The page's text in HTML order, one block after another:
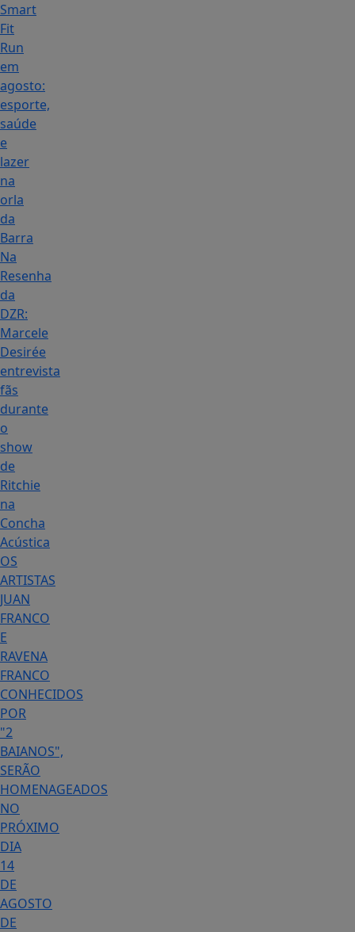
Smart
Fit
Run
em
agosto:
esporte,
saúde
e
lazer
na
orla
da
Barra
Na
Resenha
da
DZR:
Marcele
Desirée
entrevista
fãs
durante
o
show
de
Ritchie
na
Concha
Acústica
OS
ARTISTAS
JUAN
FRANCO
E
RAVENA
FRANCO
CONHECIDOS
POR
"2
BAIANOS",
SERÃO
HOMENAGEADOS
NO
PRÓXIMO
DIA
14
DE
AGOSTO
DE